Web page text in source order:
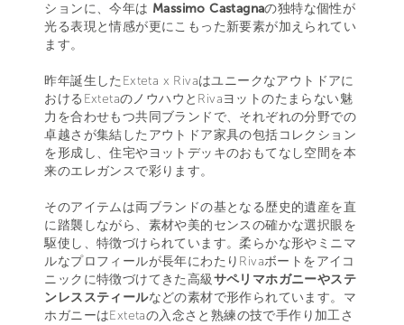
ションに、今年は Massimo Castagnaの独特な個性が
光る表現と情感が更にこもった新要素が加えられてい
ます。
昨年誕生したExteta x Rivaはユニークなアウトドアに
おけるExtetaのノウハウとRivaヨットのたまらない魅
力を合わせもつ共同ブランドで、それぞれの分野での
卓越さが集結したアウトドア家具の包括コレクション
を形成し、住宅やヨットデッキのおもてなし空間を本
来のエレガンスで彩ります。
そのアイテムは両ブランドの基となる歴史的遺産を直
に踏襲しながら、素材や美的センスの確かな選択眼を
駆使し、特徴づけられています。柔らかな形やミニマ
ルなプロフィールが長年にわたりRivaボートをアイコ
ニックに特徴づけてきた高級サペリマホガニーやステ
ンレススティールなどの素材で形作られています。マ
ホガニーはExtetaの入念さと熟練の技で手作り加工さ